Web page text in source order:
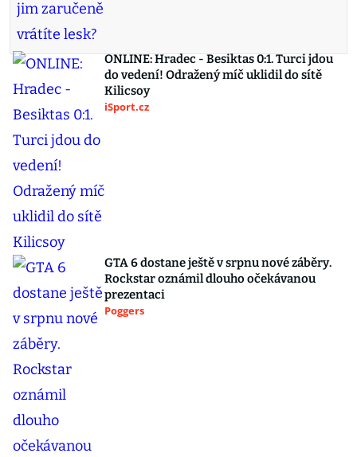
ONLINE: Hradec - Besiktas 0:1. Turci jdou
do vedení! Odražený míč uklidil do sítě
Kilicsoy
iSport.cz
GTA 6 dostane ještě v srpnu nové záběry.
Rockstar oznámil dlouho očekávanou
prezentaci
Poggers